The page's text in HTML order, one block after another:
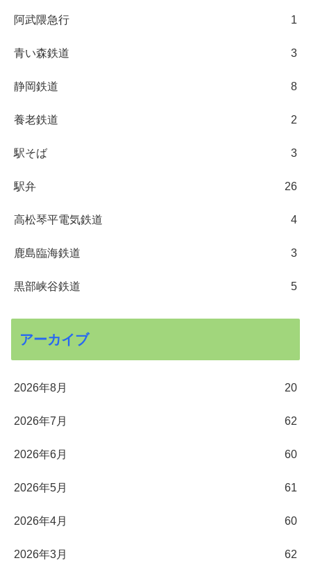
阿武隈急行 1
青い森鉄道 3
静岡鉄道 8
養老鉄道 2
駅そば 3
駅弁 26
高松琴平電気鉄道 4
鹿島臨海鉄道 3
黒部峡谷鉄道 5
アーカイブ
2026年8月 20
2026年7月 62
2026年6月 60
2026年5月 61
2026年4月 60
2026年3月 62